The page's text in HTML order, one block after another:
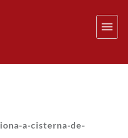
a-cisterna-de-